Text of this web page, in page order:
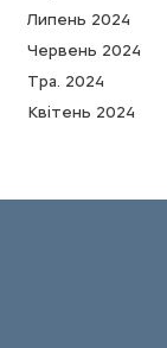
Липень 2024
Червень 2024
Тра. 2024
Квітень 2024